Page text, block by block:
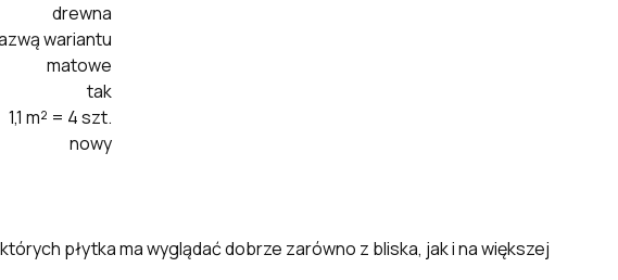
drewna
wariantu
matowe
tak
1,1 m² = 4 szt.
nowy
płytka ma wyglądać dobrze zarówno z bliska, jak i na większej